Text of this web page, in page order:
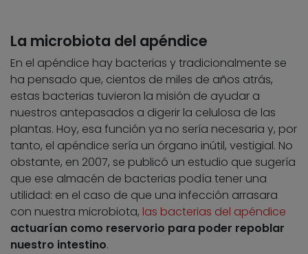
La microbiota del apéndice
En el apéndice hay bacterias y tradicionalmente se
ha pensado que, cientos de miles de años atrás,
estas bacterias tuvieron la misión de ayudar a
nuestros antepasados a digerir la celulosa de las
plantas. Hoy, esa función ya no sería necesaria y, por
tanto, el apéndice sería un órgano inútil, vestigial. No
obstante, en 2007, se publicó un estudio que sugería
que ese almacén de bacterias podía tener una
utilidad: en el caso de que una infección arrasara
con nuestra microbiota, las bacterias del apéndice
actuarían como reservorio para poder repoblar
nuestro intestino.